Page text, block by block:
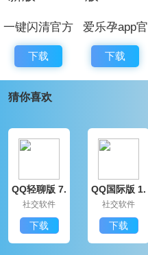
一键闪清官方
最新版
下载
爱乐孕app官
网版
下载
猜你喜欢
QQ轻聊版 7.
9.14314.0
社交软件
下载
QQ国际版 1.
91.1370.0
社交软件
下载